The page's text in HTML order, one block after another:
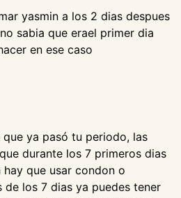
yasmin a los 2 dias despues
sabia que erael primer dia
en ese caso
que ya pasó tu periodo, las
durante los 7 primeros dias
que usar condon o
de los 7 dias ya puedes tener